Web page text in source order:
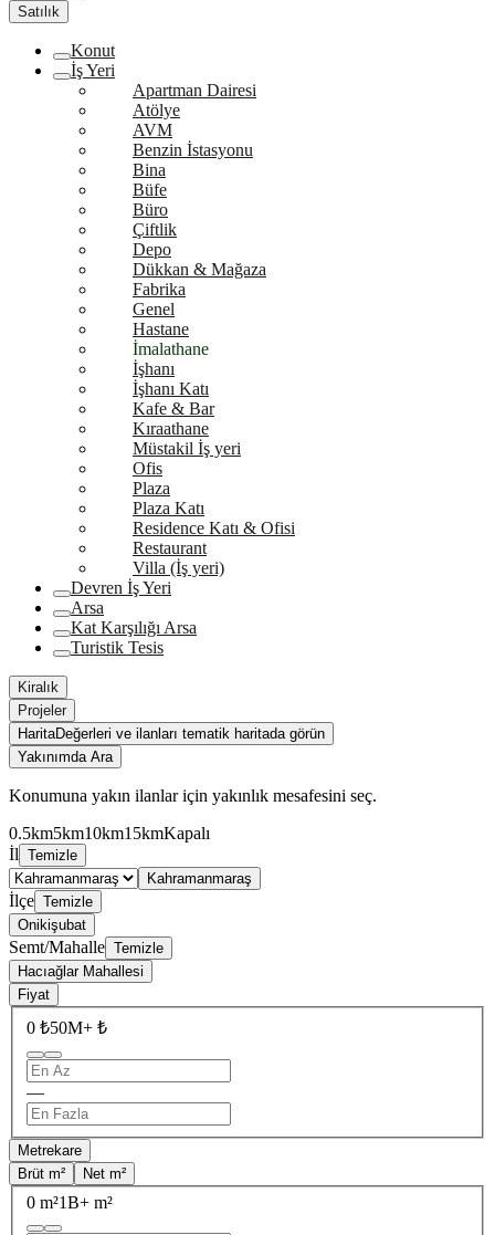
Satılık
Konut
İş Yeri
Apartman Dairesi
Atölye
AVM
Benzin İstasyonu
Bina
Büfe
Büro
Çiftlik
Depo
Dükkan & Mağaza
Fabrika
Genel
Hastane
İmalathane
İşhanı
İşhanı Katı
Kafe & Bar
Kıraathane
Müstakil İş yeri
Ofis
Plaza
Plaza Katı
Residence Katı & Ofisi
Restaurant
Villa (İş yeri)
Devren İş Yeri
Arsa
Kat Karşılığı Arsa
Turistik Tesis
Kiralık
Projeler
HaritaDeğerleri ve ilanları tematik haritada görün
Yakınımda Ara
Konumuna yakın ilanlar için yakınlık mesafesini seç.
0.5km5km10km15kmKapalı
İl Temizle
Kahramanmaraş
İlçe Temizle
Onikişubat
Semt/Mahalle Temizle
Hacıağlar Mahallesi
Fiyat
0 ₺50M+ ₺
—
Metrekare
Brüt m²
Net m²
0 m²1B+ m²